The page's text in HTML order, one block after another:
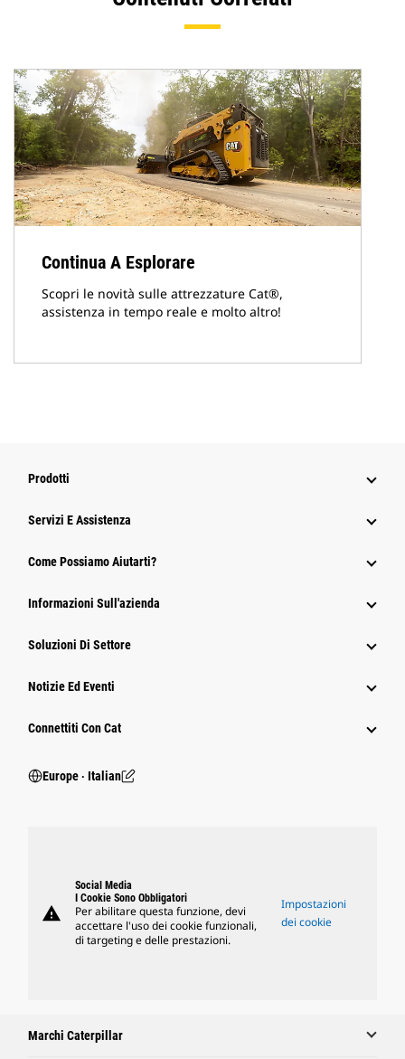
Continua A Esplorare
Scopri le novità sulle attrezzature Cat®,
assistenza in tempo reale e molto altro!
Prodotti
Servizi E Assistenza
Come Possiamo Aiutarti?
Informazioni Sull'azienda
Soluzioni Di Settore
Notizie Ed Eventi
Connettiti Con Cat
Europe ‧ Italian
warning
Social Media
I Cookie Sono Obbligatori
Per abilitare questa funzione, devi
accettare l'uso dei cookie funzionali,
di targeting e delle prestazioni.
Impostazioni
dei cookie
Marchi Caterpillar